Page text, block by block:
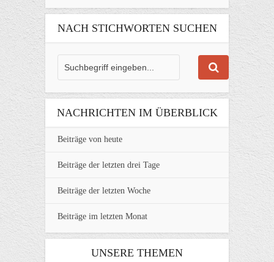
NACH STICHWORTEN SUCHEN
NACHRICHTEN IM ÜBERBLICK
Beiträge von heute
Beiträge der letzten drei Tage
Beiträge der letzten Woche
Beiträge im letzten Monat
UNSERE THEMEN